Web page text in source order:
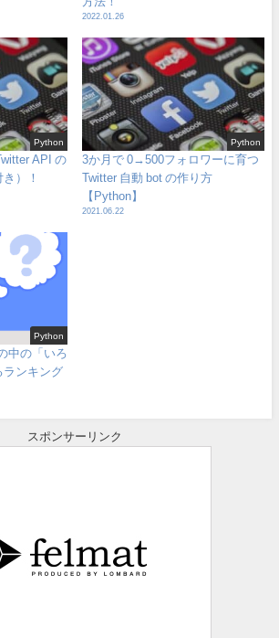
2022.01.26
Python
API の
）！
Python
3か月で 0→500フォロワーに育つ
Twitter 自動 bot の作り方
【Python】
2021.06.22
Python
中の「いろ
ランキング
スポンサーリンク